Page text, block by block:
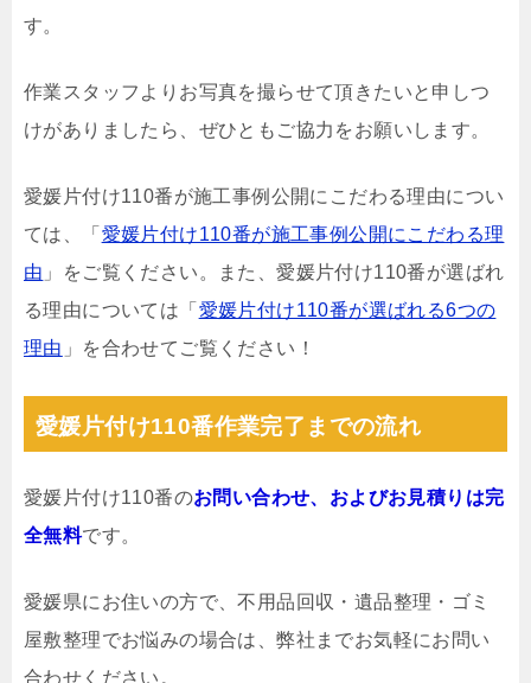
す。
作業スタッフよりお写真を撮らせて頂きたいと申しつ
けがありましたら、ぜひともご協力をお願いします。
愛媛片付け110番が施工事例公開にこだわる理由につい
ては、「 愛媛片付け110番が施工事例公開にこだわる理
由 」をご覧ください。また、愛媛片付け110番が選ばれ
る理由については「 愛媛片付け110番が選ばれる6つの
理由 」を合わせてご覧ください！
愛媛片付け110番作業完了までの流れ
愛媛片付け110番のお問い合わせ、およびお見積りは完
全無料です。
愛媛県にお住いの方で、不用品回収・遺品整理・ゴミ
屋敷整理でお悩みの場合は、弊社までお気軽にお問い
合わせください。